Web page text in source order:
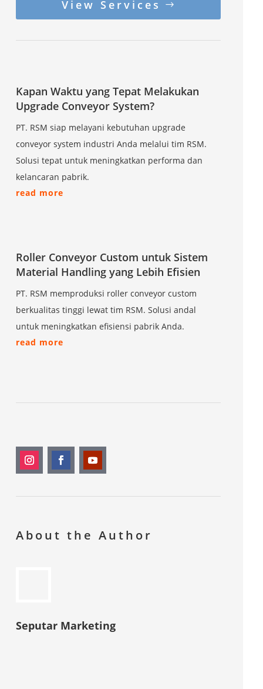
View Services
Kapan Waktu yang Tepat Melakukan
Upgrade Conveyor System?
PT. RSM siap melayani kebutuhan upgrade
conveyor system industri Anda melalui tim RSM.
Solusi tepat untuk meningkatkan performa dan
kelancaran pabrik.
read more
Roller Conveyor Custom untuk Sistem
Material Handling yang Lebih Efisien
PT. RSM memproduksi roller conveyor custom
berkualitas tinggi lewat tim RSM. Solusi andal
untuk meningkatkan efisiensi pabrik Anda.
read more
About the Author
Seputar Marketing